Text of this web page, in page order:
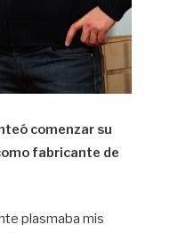
comenzar su
fabricante de
plasmaba mis